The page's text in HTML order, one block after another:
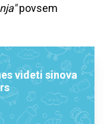
povsem
videti sinova